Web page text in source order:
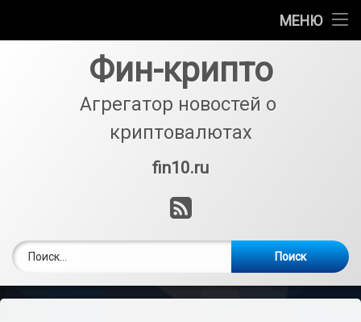
МЕНЮ
Криптовалюты
Фин-крипто
Агрегатор новостей о
криптовалютах
fin10.ru
RSS